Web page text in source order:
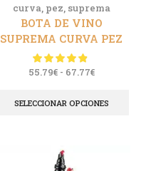
curva, pez, suprema
BOTA DE VINO
SUPREMA CURVA PEZ
55.79€ - 67.77€
SELECCIONAR OPCIONES